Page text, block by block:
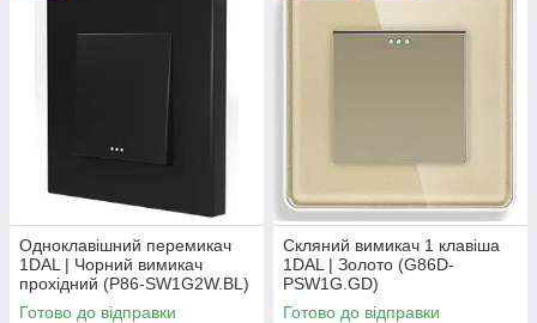
Одноклавішний перемикач
1DAL | Чорний вимикач
прохідний (P86-SW1G2W.BL)
Готово до відправки
Скляний вимикач 1 клавіша
1DAL | Золото (G86D-
PSW1G.GD)
Готово до відправки